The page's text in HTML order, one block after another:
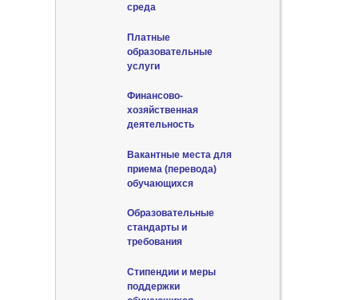
среда
Платные
образовательные
услуги
Финансово-
хозяйственная
деятельность
Вакантные места для
приема (перевода)
обучающихся
Образовательные
стандарты и
требования
Стипендии и меры
поддержки